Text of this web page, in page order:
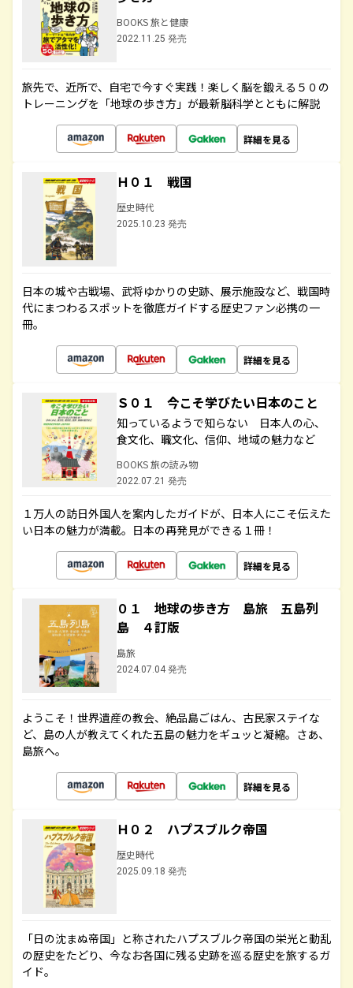
BOOKS 旅と健康
2022.11.25 発売
旅先で、近所で、自宅で今すぐ実践！楽しく脳を鍛える５０の
トレーニングを「地球の歩き方」が最新脳科学とともに解説
詳細を見る
Ｈ０１ 戦国
歴史時代
2025.10.23 発売
日本の城や古戦場、武将ゆかりの史跡、展示施設など、戦国時
代にまつわるスポットを徹底ガイドする歴史ファン必携の一
冊。
詳細を見る
Ｓ０１ 今こそ学びたい日本のこと
知っているようで知らない 日本人の心、
食文化、職文化、信仰、地域の魅力など
BOOKS 旅の読み物
2022.07.21 発売
１万人の訪日外国人を案内したガイドが、日本人にこそ伝えた
い日本の魅力が満載。日本の再発見ができる１冊！
詳細を見る
０１ 地球の歩き方 島旅 五島列
島 ４訂版
島旅
2024.07.04 発売
ようこそ！世界遺産の教会、絶品島ごはん、古民家ステイな
ど、島の人が教えてくれた五島の魅力をギュッと凝縮。さあ、
島旅へ。
詳細を見る
Ｈ０２ ハプスブルク帝国
歴史時代
2025.09.18 発売
「日の沈まぬ帝国」と称されたハプスブルク帝国の栄光と動乱
の歴史をたどり、今なお各国に残る史跡を巡る歴史を旅するガ
イド。